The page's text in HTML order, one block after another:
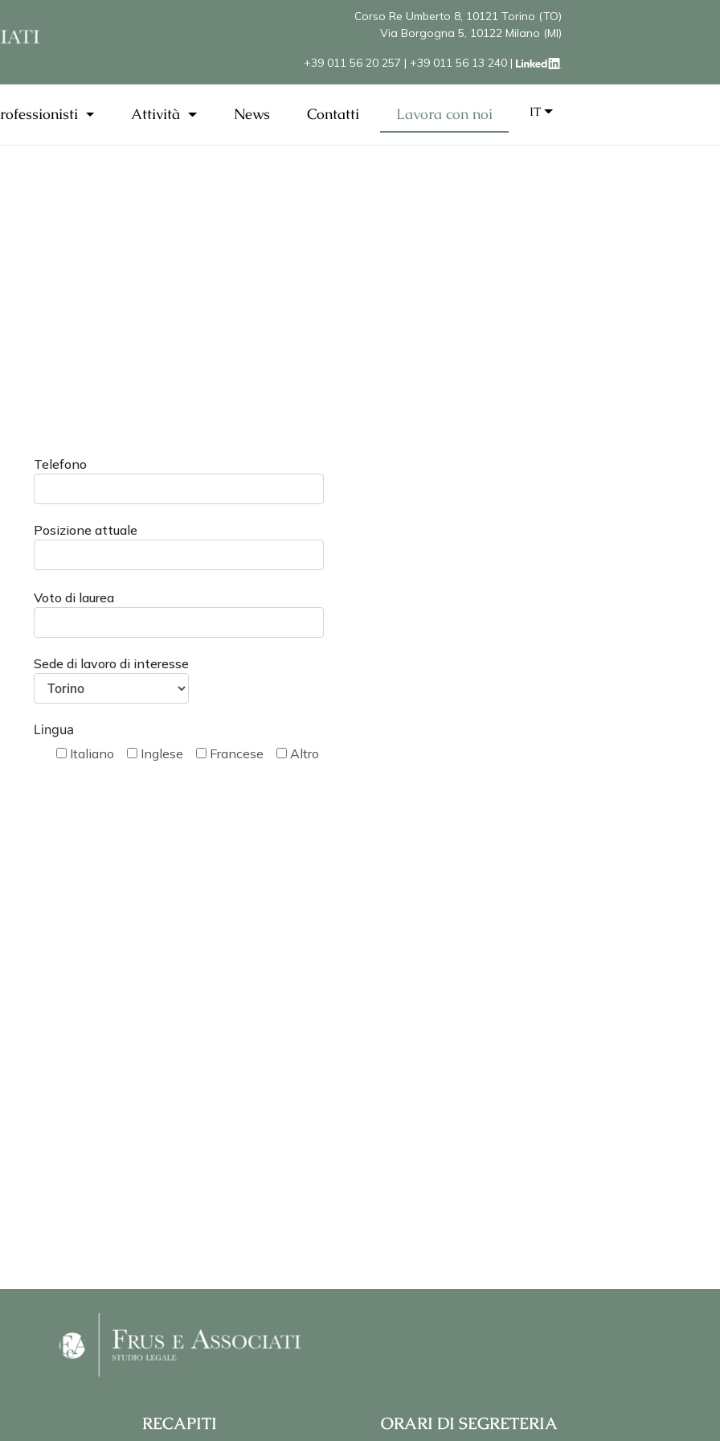
Corso Re Umberto 8, 10121 Torino (TO)
Via Borgogna 5, 10122 Milano (MI)
+39 011 56 20 257 | +39 011 56 13 240 |
Attività News Contatti Lavora con noi IT
Telefono
Posizione attuale
Voto di laurea
Sede di lavoro di interesse
Lingua
Italiano
Inglese Francese Altro
RECAPITI ORARI DI SEGRETERIA